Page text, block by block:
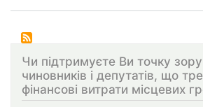
Чи підтримуєте Ви точку зору
чиновників і депутатів, що
фінансові витрати місцевих